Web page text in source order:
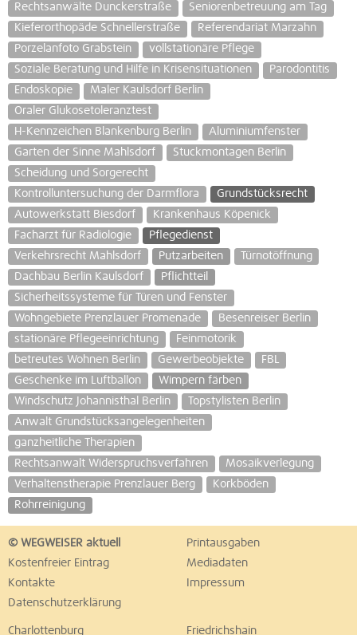
Rechtsanwälte Dunckerstraße
Seniorenbetreuung am Tag
Kieferorthopäde Schnellerstraße
Referendariat Marzahn
Porzelanfoto Grabstein
vollstationäre Pflege
Soziale Beratung und Hilfe in Krisensituationen
Parodontitis
Endoskopie
Maler Kaulsdorf Berlin
Oraler Glukosetoleranztest
H-Kennzeichen Blankenburg Berlin
Aluminiumfenster
Garten der Sinne Mahlsdorf
Stuckmontagen Berlin
Scheidung und Sorgerecht
Kontrolluntersuchung der Darmflora
Grundstücksrecht
Autowerkstatt Biesdorf
Krankenhaus Köpenick
Facharzt für Radiologie
Pflegedienst
Verkehrsrecht Mahlsdorf
Putzarbeiten
Türnotöffnung
Dachbau Berlin Kaulsdorf
Pflichtteil
Sicherheitssysteme für Türen und Fenster
Wohngebiete Prenzlauer Promenade
Besenreiser Berlin
stationäre Pflegeeinrichtung
Feinmotorik
betreutes Wohnen Berlin
Gewerbeobjekte
FBL
Geschenke im Luftballon
Wimpern färben
Windschutz Johannisthal Berlin
Topstylisten Berlin
Anwalt Grundstücksangelegenheiten
ganzheitliche Therapien
Rechtsanwalt Widerspruchsverfahren
Mosaikverlegung
Verhaltenstherapie Prenzlauer Berg
Korkböden
Rohrreinigung
© WEGWEISER aktuell
Printausgaben
Kostenfreier Eintrag
Mediadaten
Kontakte
Impressum
Datenschutzerklärung
Charlottenburg Friedrichshain